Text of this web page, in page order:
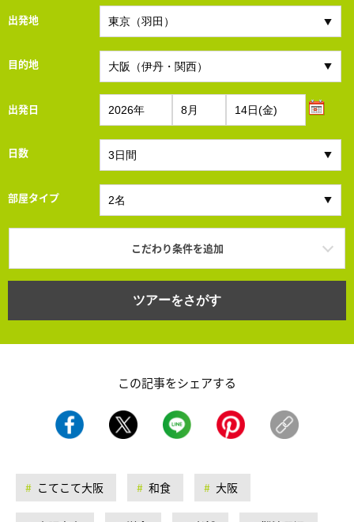
出発地
目的地
出発日
日数
部屋タイプ
こだわり条件を追加
ツアーをさがす
この記事をシェアする
こてこて大阪 和食 大阪